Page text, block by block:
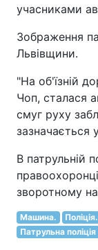
учасниками
Зображення
Львівщини.
"На об'їзній
Чоп, сталася
смуг руху
зазначається
В патрульній
зворотному
Машина. Поліція.
Патрульна